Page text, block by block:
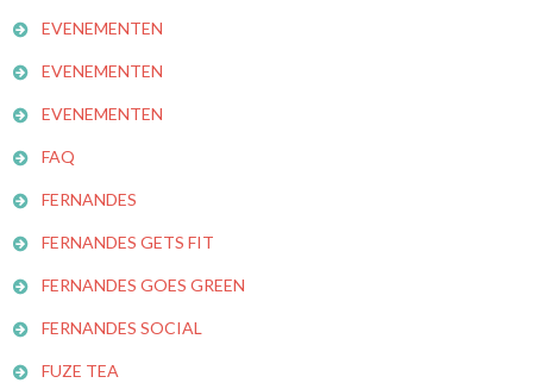
EVENEMENTEN
EVENEMENTEN
EVENEMENTEN
FAQ
FERNANDES
FERNANDES GETS FIT
FERNANDES GOES GREEN
FERNANDES SOCIAL
FUZE TEA